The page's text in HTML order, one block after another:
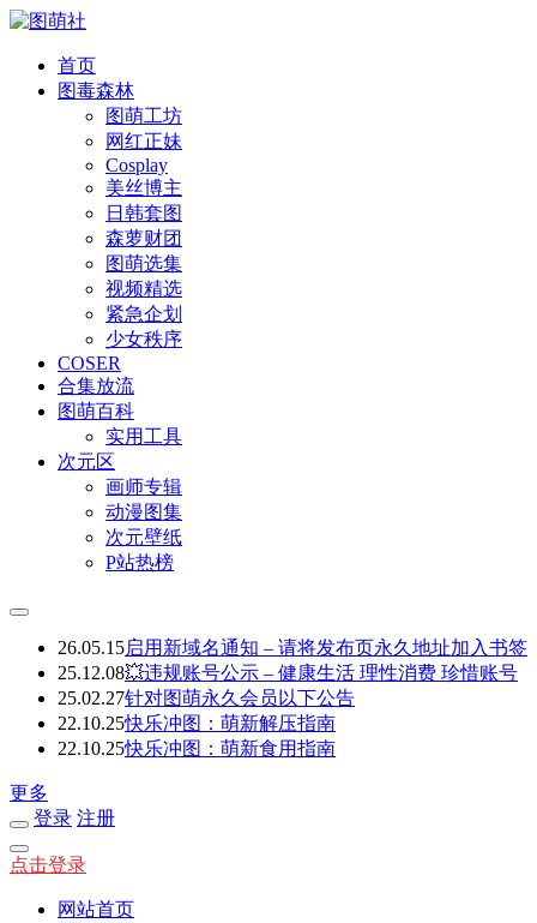
首页
图毒森林
图萌工坊
网红正妹
Cosplay
美丝博主
日韩套图
森萝财团
图萌选集
视频精选
紧急企划
少女秩序
COSER
合集放流
图萌百科
实用工具
次元区
画师专辑
动漫图集
次元壁纸
P站热榜
26.05.15启用新域名通知 – 请将发布页永久地址加入书签
25.12.08💥违规账号公示 – 健康生活 理性消费 珍惜账号
25.02.27针对图萌永久会员以下公告
22.10.25快乐冲图：萌新解压指南
22.10.25快乐冲图：萌新食用指南
更多
登录 注册
点击登录
网站首页